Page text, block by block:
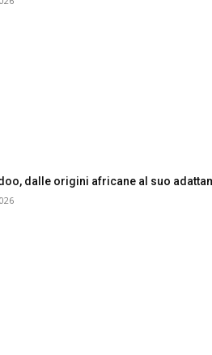
dalle origini africane al suo